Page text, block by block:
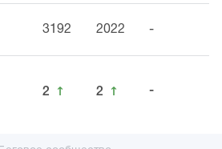
3192 2022 -
2 ↑ 2 ↑ -